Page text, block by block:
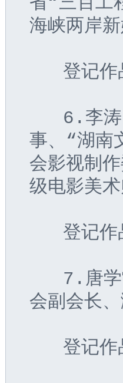
海峡两岸
登记作
6.李涛，
事、“湖南
会影视制
级电影美
登记作
7.唐学雷
会副会长
登记作